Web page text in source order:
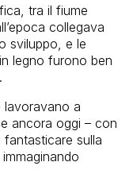
tra il fiume
collegava
sviluppo, e le
legno furono ben
lavoravano a
ancora oggi – con
fantasticare sulla